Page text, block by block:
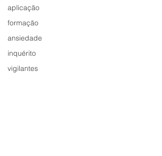
aplicação
formação
ansiedade
inquérito
vigilantes